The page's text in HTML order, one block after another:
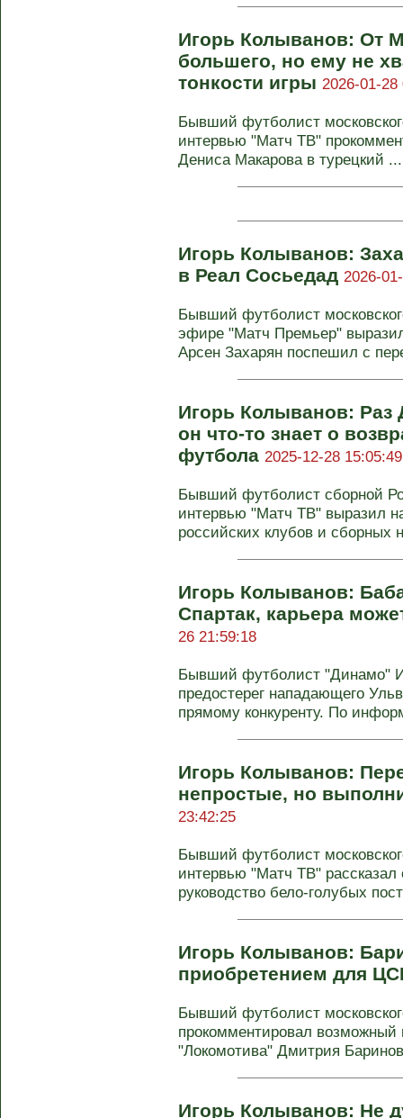
Игорь Колыванов: От
большего, но ему не
тонкости игры 2026-01-28
Бывший футболист
интервью "Матч ТВ"
Дениса Макарова в турецкий ...
Игорь Колыванов:
в Реал Сосьедад 2026-
Бывший футболист
эфире "Матч Премьер"
Арсен Захарян поспешил с
Игорь Колыванов: Раз
он что-то знает о
футбола 2025-12-28 15:05:49
Бывший футболист сборной
интервью "Матч ТВ" выразил
российских клубов и сборных
Игорь Колыванов:
Спартак, карьера
26 21:59:18
Бывший футболист "Динамо"
предостерег нападающего
прямому конкуренту. По
Игорь Колыванов:
непростые, но
23:42:25
Бывший футболист
интервью "Матч ТВ" рассказал
руководство бело-голубых
Игорь Колыванов:
приобретением для
Бывший футболист
прокомментировал
"Локомотива" Дмитрия
Игорь Колыванов: Не